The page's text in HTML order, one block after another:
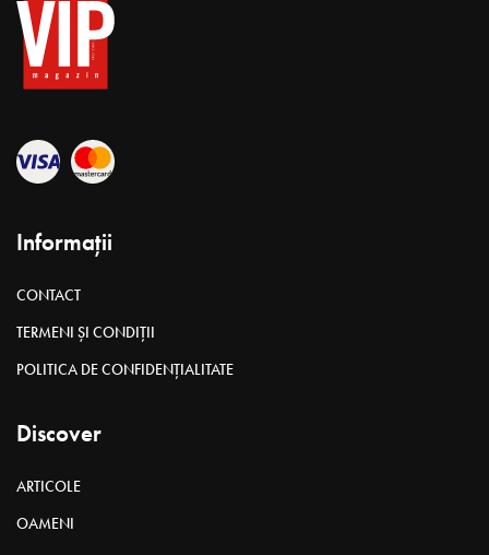
Informații
CONTACT
TERMENI ȘI CONDIȚII
POLITICA DE CONFIDENȚIALITATE
Discover
ARTICOLE
OAMENI